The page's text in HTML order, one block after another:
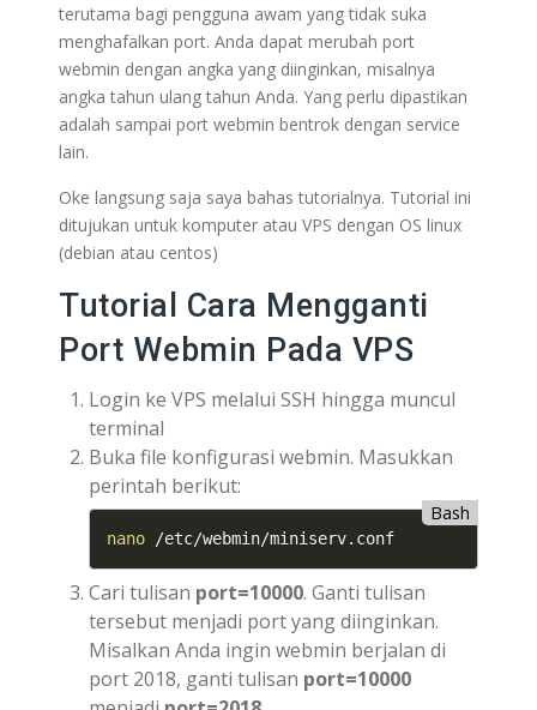
terutama bagi pengguna awam yang tidak suka
menghafalkan port. Anda dapat merubah port
webmin dengan angka yang diinginkan, misalnya
angka tahun ulang tahun Anda. Yang perlu dipastikan
adalah sampai port webmin bentrok dengan service
lain.
Oke langsung saja saya bahas tutorialnya. Tutorial ini
ditujukan untuk komputer atau VPS dengan OS linux
(debian atau centos)
Tutorial Cara Mengganti
Port Webmin Pada VPS
Login ke VPS melalui SSH hingga muncul
terminal
Buka file konfigurasi webmin. Masukkan
perintah berikut:
Bash
nano /etc/webmin/miniserv.conf
Cari tulisan port=10000. Ganti tulisan
tersebut menjadi port yang diinginkan.
Misalkan Anda ingin webmin berjalan di
port 2018, ganti tulisan port=10000